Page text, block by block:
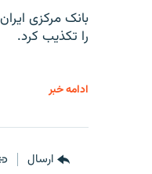
را تکذیب کرد.
ادامه خبر
ارسال